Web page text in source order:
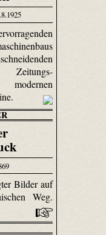
Zeitungs-
Bilder auf
Weg.